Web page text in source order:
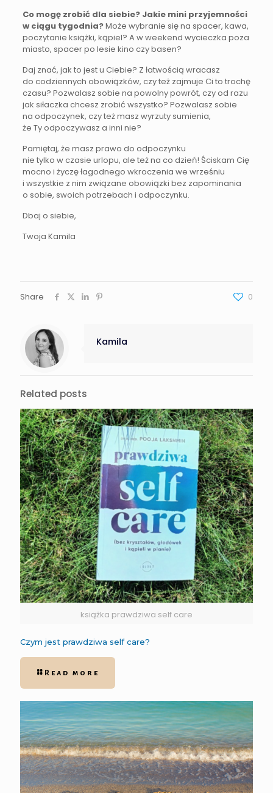
Co mogę zrobić dla siebie? Jakie mini przyjemności
w ciągu tygodnia?Może wybranie się na spacer, kawa,
poczytanie książki, kąpiel? A w weekend wycieczka poza
miasto, spacer po lesie kino czy basen?
Daj znać, jak to jest u Ciebie? Z łatwością wracasz
do codziennych obowiązków, czy też zajmuje Ci to trochę
czasu? Pozwalasz sobie na powolny powrót, czy od razu
jak siłaczka chcesz zrobić wszystko? Pozwalasz sobie
na odpoczynek, czy też masz wyrzuty sumienia,
że Ty odpoczywasz a inni nie?
Pamiętaj, że masz prawo do odpoczynku
nie tylko w czasie urlopu, ale też na co dzień! Ściskam Cię
mocno i życzę łagodnego wkroczenia we wrześniu
i wszystkie z nim związane obowiązki bez zapominania
o sobie, swoich potrzebach i odpoczynku.
Dbaj o siebie,
Twoja Kamila
Share 0
Kamila
Related posts
książka prawdziwa self care
Czym jest prawdziwa self care?
Read more